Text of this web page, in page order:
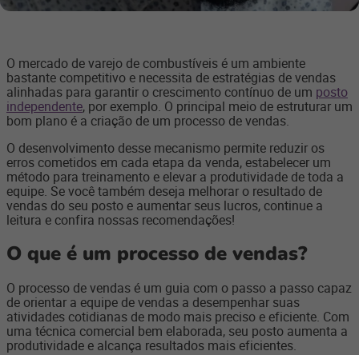
O mercado de varejo de combustíveis é um ambiente
bastante competitivo e necessita de estratégias de vendas
alinhadas para garantir o crescimento contínuo de um posto
independente, por exemplo. O principal meio de estruturar um
bom plano é a criação de um processo de vendas.
O desenvolvimento desse mecanismo permite reduzir os
erros cometidos em cada etapa da venda, estabelecer um
método para treinamento e elevar a produtividade de toda a
equipe. Se você também deseja melhorar o resultado de
vendas do seu posto e aumentar seus lucros, continue a
leitura e confira nossas recomendações!
O que é um processo de vendas?
O processo de vendas é um guia com o passo a passo capaz
de orientar a equipe de vendas a desempenhar suas
atividades cotidianas de modo mais preciso e eficiente. Com
uma técnica comercial bem elaborada, seu posto aumenta a
produtividade e alcança resultados mais eficientes.